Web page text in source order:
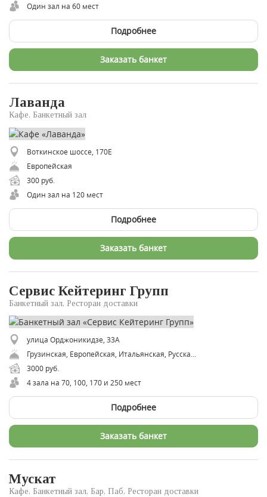
Один зал на 60 мест
Подробнее
Заказать банкет
Лаванда
Кафе, Банкетный зал
Воткинское шоссе, 170Е
Европейская
300 руб.
Один зал на 120 мест
Подробнее
Заказать банкет
Сервис Кейтеринг Групп
Банкетный зал, Ресторан доставки
улица Орджоникидзе, 33А
Грузинская, Европейская, Итальянская, Русская, Украинская, Японская, Восточная, Авторская, Татарская, Вегетарианская, Веганская
3000 руб.
4 зала на 70, 100, 170 и 250 мест
Подробнее
Заказать банкет
Мускат
Кафе, Банкетный зал, Бар, Паб, Ресторан доставки